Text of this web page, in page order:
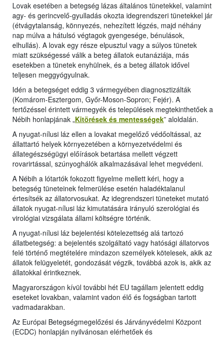
Lovak esetében a betegség lázas általános tünetekkel, valamint
agy- és gerincvelő-gyulladás okozta idegrendszeri tünetekkel jár
(étvágytalanság, könnyezés, nehezített légzés, majd néhány
nap múlva a hátulsó végtagok gyengesége, bénulások,
elhullás). A lovak egy része elpusztul vagy a súlyos tünetek
miatt szükségessé válik a beteg állatok eutanáziája, más
esetekben a tünetek enyhülnek, és a beteg állatok idővel
teljesen meggyógyulnak.
Idén a betegséget eddig 3 vármegyében diagnosztizálták
(Komárom-Esztergom, Győr-Moson-Sopron; Fejér). A
fertőzéssel érintett vármegyék és települések megtekinthetőek a
Nébih honlapjának „Kitörések és mentességek” aloldalán.
A nyugat-nílusi láz ellen a lovakat megelőző védőoltással, az
állattartó helyek környezetében a környezetvédelmi és
állategészségügyi előírások betartása mellett végzett
rovarirtással, szúnyoghálók alkalmazásával lehet megvédeni.
A Nébih a lótartók fokozott figyelme mellett kéri, hogy a
betegség tüneteinek felmerülése esetén haladéktalanul
értesítsék az állatorvosukat. Az idegrendszeri tüneteket mutató
állatok nyugat-nílusi láz kimutatására irányuló szerológiai és
virológiai vizsgálata állami költségre történik.
A nyugat-nílusi láz bejelentési kötelezettség alá tartozó
állatbetegség: a bejelentés szolgáltató vagy hatósági állatorvos
felé történő megtételére mindazon személyek kötelesek, akik az
állatok felügyeletét, gondozását végzik, továbbá azok is, akik az
állatokkal érintkeznek.
Magyarországon kívül további hét EU tagállam jelentett eddig
eseteket lovakban, valamint vadon élő és fogságban tartott
vadmadarakban.
Az Európai Betegségmegelőzési és Járványvédelmi Központ
(ECDC) honlapján nyilvánosan elérhetőek és